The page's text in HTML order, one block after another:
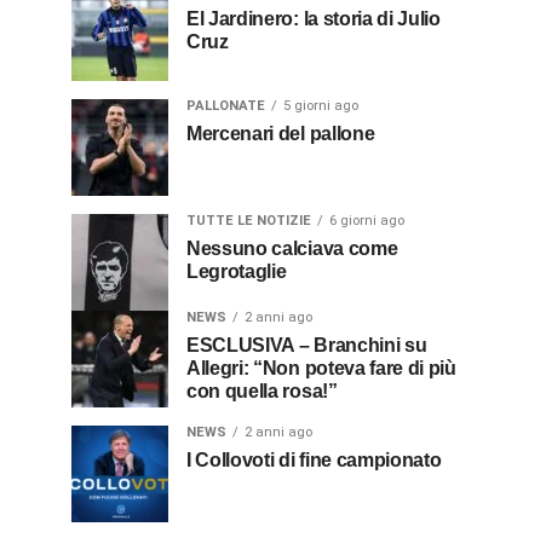
El Jardinero: la storia di Julio
Cruz
PALLONATE 5 giorni ago
Mercenari del pallone
TUTTE LE NOTIZIE 6 giorni ago
Nessuno calciava come
Legrotaglie
NEWS 2 anni ago
ESCLUSIVA – Branchini su
Allegri: “Non poteva fare di più
con quella rosa!”
NEWS 2 anni ago
I Collovoti di fine campionato